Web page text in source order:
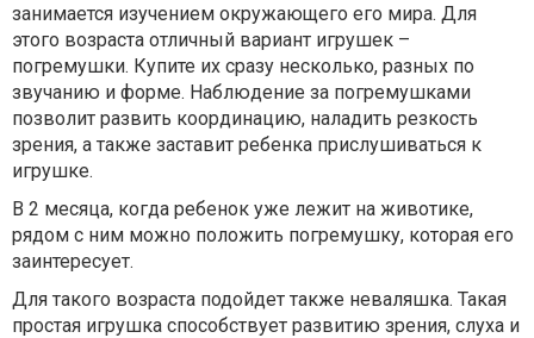
занимается изучением окружающего его мира. Для
этого возраста отличный вариант игрушек –
погремушки. Купите их сразу несколько, разных по
звучанию и форме. Наблюдение за погремушками
позволит развить координацию, наладить резкость
зрения, а также заставит ребенка прислушиваться к
игрушке.
В 2 месяца, когда ребенок уже лежит на животике,
рядом с ним можно положить погремушку, которая его
заинтересует.
Для такого возраста подойдет также неваляшка. Такая
простая игрушка способствует развитию зрения, слуха и